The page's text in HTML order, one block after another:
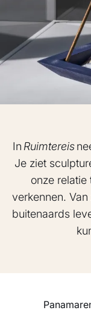
In Ruimtereis
Je ziet
onze relatie
verkennen.
buitenaards